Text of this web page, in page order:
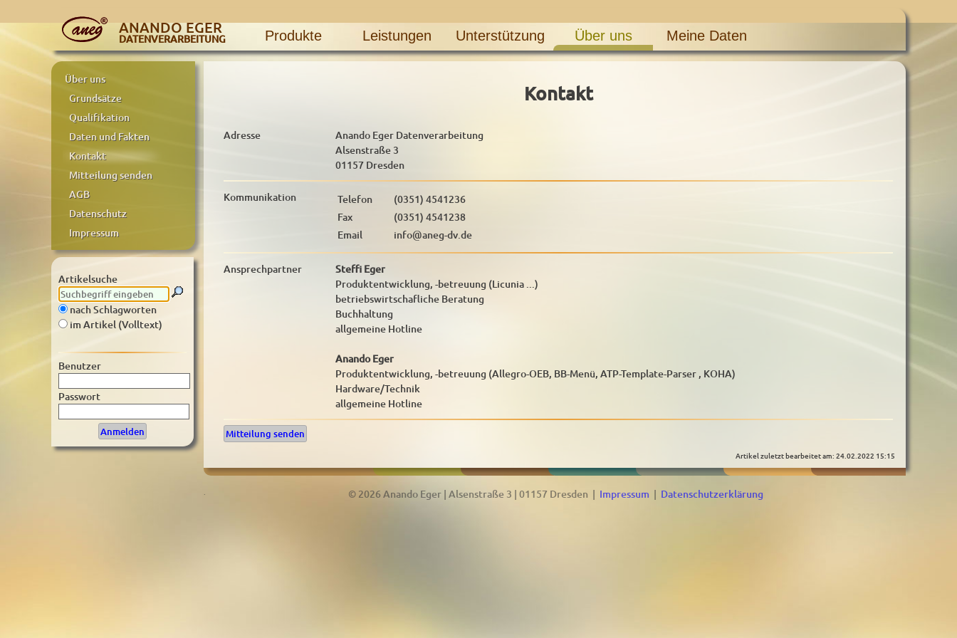
ANANDO EGER
DATENVERARBEITUNG Produkte Leistungen Unterstützung Über uns Meine Daten
Über uns
Grundsätze
Qualifikation
Daten und Fakten
Kontakt
Mitteilung senden
AGB
Datenschutz
Impressum
Artikelsuche
nach Schlagworten
im Artikel (Volltext)
Benutzer
Passwort
Kontakt
Adresse
Anando Eger Datenverarbeitung
Alsenstraße 3
01157 Dresden
Kommunikation Telefon
(0351) 4541236
Fax
(0351) 4541238
Email
info@aneg-dv.de
Ansprechpartner
Steffi Eger
Produktentwicklung, -betreuung (Licunia ...)
betriebswirtschafliche Beratung
Buchhaltung
allgemeine Hotline
Anando Eger
Produktentwicklung, -betreuung (Allegro-OEB, BB-Menü, ATP-Template-Parser , KOHA)
Hardware/Technik
allgemeine Hotline
Mitteilung senden
Artikel zuletzt bearbeitet am: 24.02.2022 15:15
© 2026 Anando Eger | Alsenstraße 3 | 01157 Dresden | Impressum | Datenschutzerklärung